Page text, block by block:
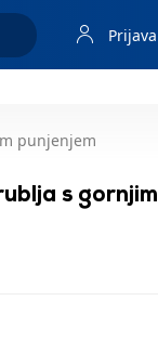
Prijava
punjenjem
s gornjim